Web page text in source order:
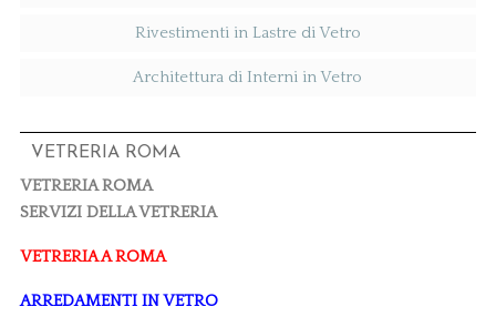
Rivestimenti in Lastre di Vetro
Architettura di Interni in Vetro
VETRERIA ROMA
VETRERIA ROMA
SERVIZI DELLA VETRERIA
VETRERIA A ROMA
ARREDAMENTI IN VETRO